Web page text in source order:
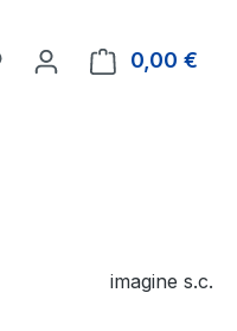
Du hast 0 Produkte auf
0,00 €
imagine s.c.